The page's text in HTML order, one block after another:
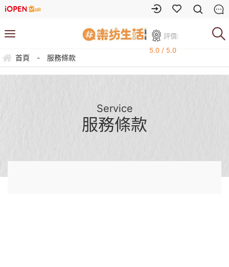
評價:
5.0 / 5.0
首頁 - 服務條款
Service
服務條款